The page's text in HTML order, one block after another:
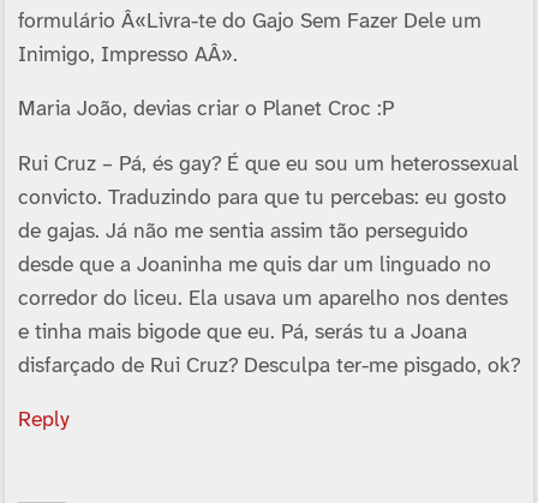
formulário Â«Livra-te do Gajo Sem Fazer Dele um
Inimigo, Impresso AÂ».
Maria João, devias criar o Planet Croc :P
Rui Cruz – Pá, és gay? É que eu sou um heterossexual
convicto. Traduzindo para que tu percebas: eu gosto
de gajas. Já não me sentia assim tão perseguido
desde que a Joaninha me quis dar um linguado no
corredor do liceu. Ela usava um aparelho nos dentes
e tinha mais bigode que eu. Pá, serás tu a Joana
disfarçado de Rui Cruz? Desculpa ter-me pisgado, ok?
Reply